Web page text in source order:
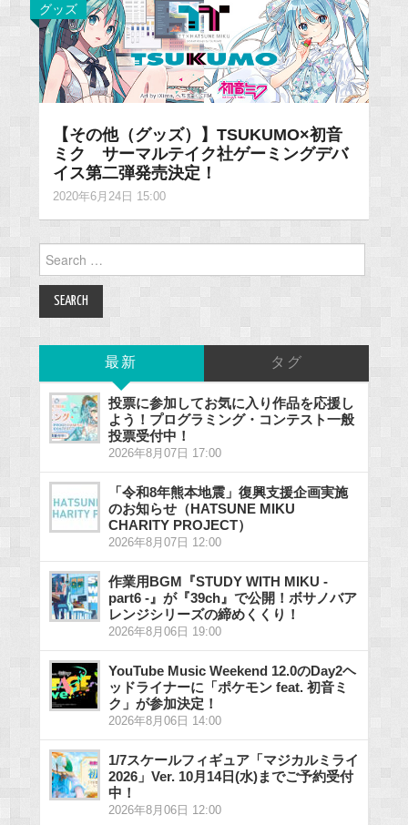
グッズ
【その他（グッズ）】TSUKUMO×初音
ミク サーマルテイク社ゲーミングデバ
イス第二弾発売決定！
2020年6月24日 15:00
Search
for:
最新 タグ
投票に参加してお気に入り作品を応援し
よう！プログラミング・コンテスト一般
投票受付中！
2026年8月07日 17:00
「令和8年熊本地震」復興支援企画実施
のお知らせ（HATSUNE MIKU
CHARITY PROJECT）
2026年8月07日 12:00
作業用BGM『STUDY WITH MIKU -
part6 -』が『39ch』で公開！ボサノバア
レンジシリーズの締めくくり！
2026年8月06日 19:00
YouTube Music Weekend 12.0のDay2ヘ
ッドライナーに「ポケモン feat. 初音ミ
ク」が参加決定！
2026年8月06日 14:00
1/7スケールフィギュア「マジカルミライ
2026」Ver. 10月14日(水)までご予約受付
中！
2026年8月06日 12:00